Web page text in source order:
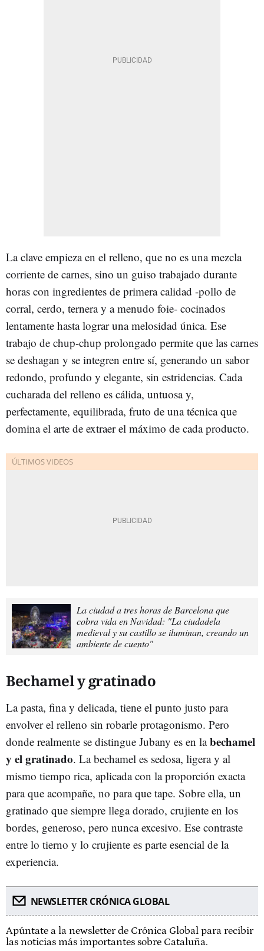
La clave empieza en el relleno, que no es una mezcla
corriente de carnes, sino un guiso trabajado durante
horas con ingredientes de primera calidad -pollo de
corral, cerdo, ternera y a menudo foie- cocinados
lentamente hasta lograr una melosidad única. Ese
trabajo de chup-chup prolongado permite que las carnes
se deshagan y se integren entre sí, generando un sabor
redondo, profundo y elegante, sin estridencias. Cada
cucharada del relleno es cálida, untuosa y,
perfectamente, equilibrada, fruto de una técnica que
domina el arte de extraer el máximo de cada producto.
La ciudad a tres horas de Barcelona que
cobra vida en Navidad: "La ciudadela
medieval y su castillo se iluminan, creando un
ambiente de cuento"
Bechamel y gratinado
La pasta, fina y delicada, tiene el punto justo para
envolver el relleno sin robarle protagonismo. Pero
donde realmente se distingue Jubany es en labechamel
y el gratinado. La bechamel es sedosa, ligera y al
mismo tiempo rica, aplicada con la proporción exacta
para que acompañe, no para que tape. Sobre ella, un
gratinado que siempre llega dorado, crujiente en los
bordes, generoso, pero nunca excesivo. Ese contraste
entre lo tierno y lo crujiente es parte esencial de la
experiencia.
NEWSLETTER CRÓNICA GLOBAL
Apúntate a la newsletter de Crónica Global para recibir
las noticias más importantes sobre Cataluña.